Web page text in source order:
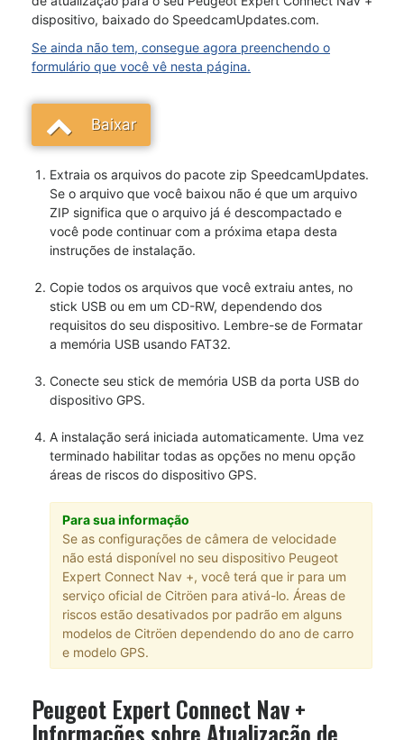
dispositivo, baixado do SpeedcamUpdates.com.
Se ainda não tem, consegue agora preenchendo o
formulário que você vê nesta página.
Baixar
Extraia os arquivos do pacote zip SpeedcamUpdates.
Se o arquivo que você baixou não é que um arquivo
ZIP significa que o arquivo já é descompactado e
você pode continuar com a próxima etapa desta
instruções de instalação.
Copie todos os arquivos que você extraiu antes, no
stick USB ou em um CD-RW, dependendo dos
requisitos do seu dispositivo. Lembre-se de Formatar
a memória USB usando FAT32.
Conecte seu stick de memória USB da porta USB do
dispositivo GPS.
A instalação será iniciada automaticamente. Uma vez
terminado habilitar todas as opções no menu opção
áreas de riscos do dispositivo GPS.
Para sua informação
Se as configurações de câmera de velocidade
não está disponível no seu dispositivo Peugeot
Expert Connect Nav +, você terá que ir para um
serviço oficial de Citröen para ativá-lo. Áreas de
riscos estão desativados por padrão em alguns
modelos de Citröen dependendo do ano de carro
e modelo GPS.
Peugeot Expert Connect Nav +
Informações sobre Atualização de